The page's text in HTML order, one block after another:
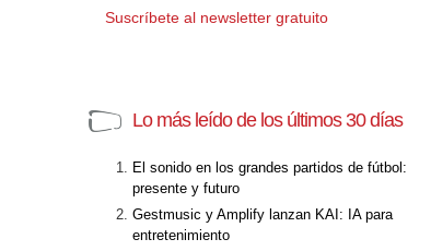
Suscríbete al newsletter gratuito
Lo más leído de los últimos 30 días
El sonido en los grandes partidos de fútbol:
presente y futuro
Gestmusic y Amplify lanzan KAI: IA para
entretenimiento